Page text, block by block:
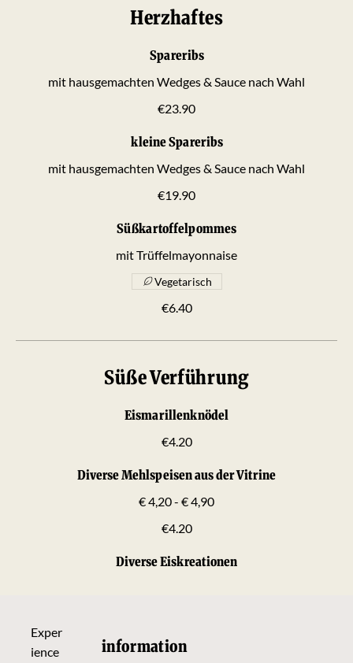
Herzhaftes
Spareribs
mit hausgemachten Wedges & Sauce nach Wahl
€23.90
kleine Spareribs
mit hausgemachten Wedges & Sauce nach Wahl
€19.90
Süßkartoffelpommes
mit Trüffelmayonnaise
€6.40
Vegetarisch
Süße Verführung
Eismarillenknödel
€4.20
Diverse Mehlspeisen aus der Vitrine
€ 4,20 - € 4,90
€4.20
Diverse Eiskreationen
Exper
ience
information